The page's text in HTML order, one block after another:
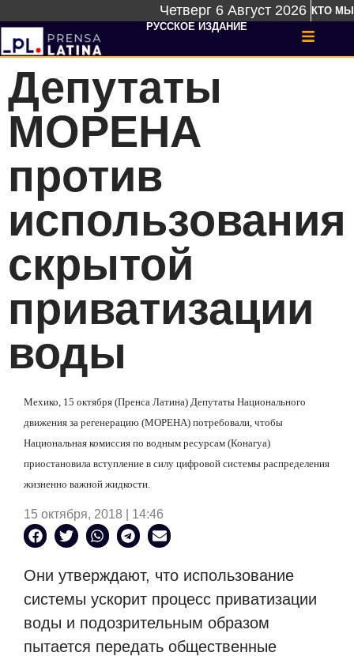
Четверг 6 Август 2026 КТО МЫ
РУССКОЕ ИЗДАНИЕ
Депутаты
МОРЕНА
против
использования
скрытой
приватизации
воды
Мехико, 15 октября (Пренса Латина) Депутаты Национального
движения за регенерацию (МОРЕНА) потребовали, чтобы
Национальная комиссия по водным ресурсам (Конагуа)
приостановила вступление в силу цифровой системы распределения
жизненно важной жидкости.
15 октября, 2018 | 14:46
Они утверждают, что использование
системы ускорит процесс приватизации
воды и подозрительным образом
пытается передать общественные